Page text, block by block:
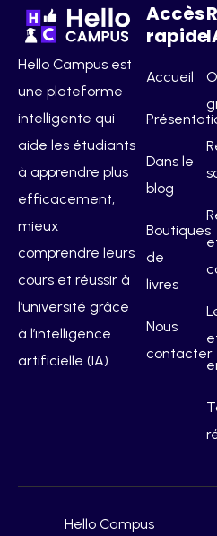
Hello Campus est
une plateforme
intelligente qui
aide les étudiants
à apprendre plus
efficacement,
mieux
comprendre leurs
cours et réussir à
l’université grâce
à l’intelligence
artificielle (IA).
Accès
rapide
Accueil
Dans le
blog
Boutiques
de
livres
Nous
contacter
Hello Campus